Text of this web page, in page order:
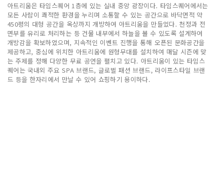
아트리움은 타임스퀘어 1층에 있는 실내 중앙 광장이다. 타임스퀘어에서는
모든 사람이 쾌적한 환경을 누리며 소통할 수 있는 공간으로 바닥면적 약
450평의 대형 공간을 옥상까지 개방하여 아트리움을 만들었다. 천정과 전
면부를 유리로 처리하는 등 건물 내부에서 하늘을 볼 수 있도록 설계하여
개방감을 확보하였으며, 지속적인 이벤트 진행을 통해 오픈된 문화공간을
제공하고, 중심에 위치한 아트리움에 원형무대를 설치하여 매달 시즌에 맞
는 주제를 정해 다양한 무료 공연을 펼치고 있다. 아트리움이 있는 타임스
퀘어는 국내외 주요 SPA 브랜드, 글로벌 패션 브랜드, 라이프스타일 브랜
드 등을 한자리에서 만날 수 있어 쇼핑하기 용이하다.